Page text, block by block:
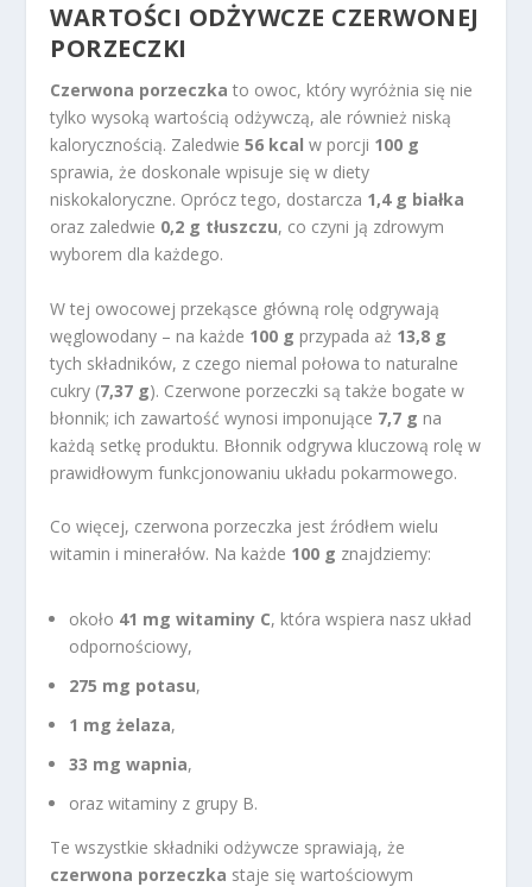
WARTOŚCI ODŻYWCZE CZERWONEJ
PORZECZKI
Czerwona porzeczka to owoc, który wyróżnia się nie
tylko wysoką wartością odżywczą, ale również niską
kalorycznością. Zaledwie56 kcal w porcji 100 g
sprawia, że doskonale wpisuje się w diety
niskokaloryczne. Oprócz tego, dostarcza 1,4 g białka
oraz zaledwie 0,2 g tłuszczu, co czyni ją zdrowym
wyborem dla każdego.
W tej owocowej przekąsce główną rolę odgrywają
węglowodany – na każde 100 g przypada aż 13,8 g
tych składników, z czego niemal połowa to naturalne
cukry (7,37 g). Czerwone porzeczki są także bogate w
błonnik; ich zawartość wynosi imponujące 7,7 g na
każdą setkę produktu. Błonnik odgrywa kluczową rolę w
prawidłowym funkcjonowaniu układu pokarmowego.
Co więcej, czerwona porzeczka jest źródłem wielu
witamin i minerałów. Na każde 100 g znajdziemy:
około 41 mg witaminy C, która wspiera nasz układ
odpornościowy,
275 mg potasu,
1 mg żelaza,
33 mg wapnia,
oraz witaminy z grupy B.
Te wszystkie składniki odżywcze sprawiają, że
czerwona porzeczka staje się wartościowym